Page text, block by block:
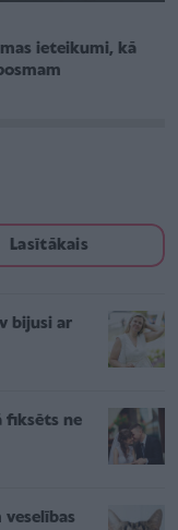
ieteikumi, kā
Lasītākais
bijusi ar
fiksēts ne